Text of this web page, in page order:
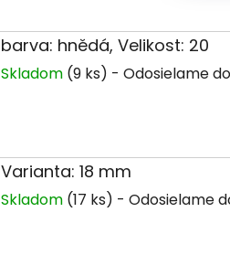
barva: hnědá, Velikost: 20
Skladom (9 ks)
Varianta: 18 mm
Skladom (17 ks)